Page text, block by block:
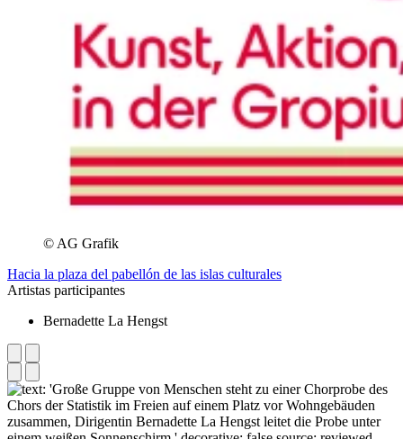
© AG Grafik
Hacia la plaza del pabellón de las islas culturales
Artistas participantes
Bernadette La Hengst